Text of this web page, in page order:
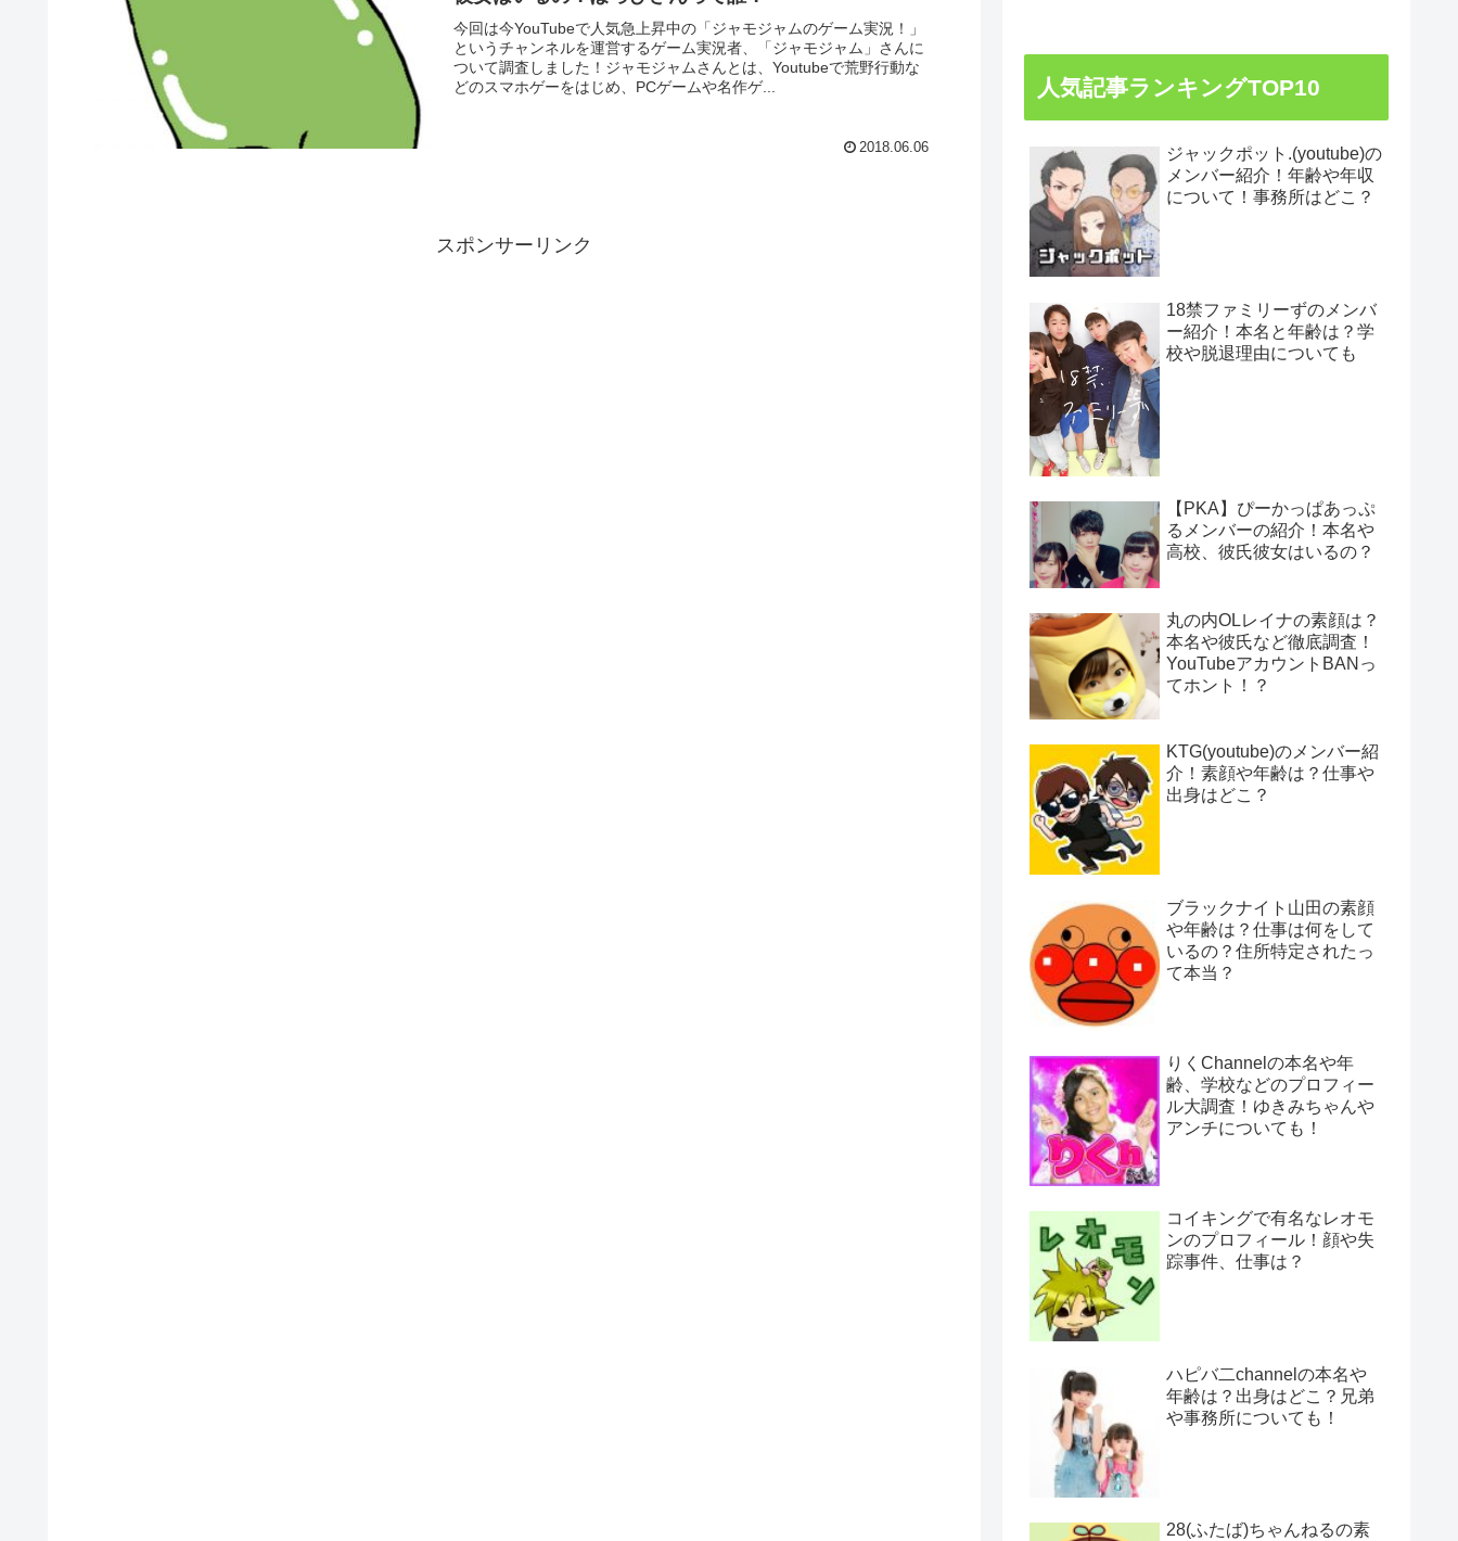
今回は今YouTubeで人気急上昇中の「ジャモジャムのゲーム実況！」
というチャンネルを運営するゲーム実況者、「ジャモジャム」さんに
ついて調査しました！ジャモジャムさんとは、Youtubeで荒野行動な
どのスマホゲーをはじめ、PCゲームや名作ゲ...
2018.06.06
スポンサーリンク
人気記事ランキングTOP10
ジャックポット.(youtube)の
メンバー紹介！年齢や年収
について！事務所はどこ？
18禁ファミリーずのメンバ
ー紹介！本名と年齢は？学
校や脱退理由についても
【PKA】ぴーかっぱあっぷ
るメンバーの紹介！本名や
高校、彼氏彼女はいるの？
丸の内OLレイナの素顔は？
本名や彼氏など徹底調査！
YouTubeアカウントBANっ
てホント！？
KTG(youtube)のメンバー紹
介！素顔や年齢は？仕事や
出身はどこ？
ブラックナイト山田の素顔
や年齢は？仕事は何をして
いるの？住所特定されたっ
て本当？
りくChannelの本名や年
齢、学校などのプロフィー
ル大調査！ゆきみちゃんや
アンチについても！
コイキングで有名なレオモ
ンのプロフィール！顔や失
踪事件、仕事は？
ハピバ二channelの本名や
年齢は？出身はどこ？兄弟
や事務所についても！
28(ふたば)ちゃんねるの素